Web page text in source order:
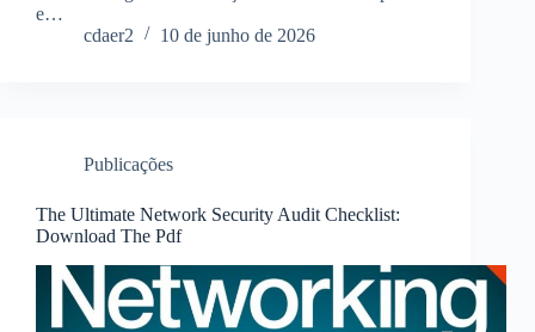
e…
cdaer2
10 de junho de 2026
Publicações
The Ultimate Network Security Audit Checklist:
Download The Pdf